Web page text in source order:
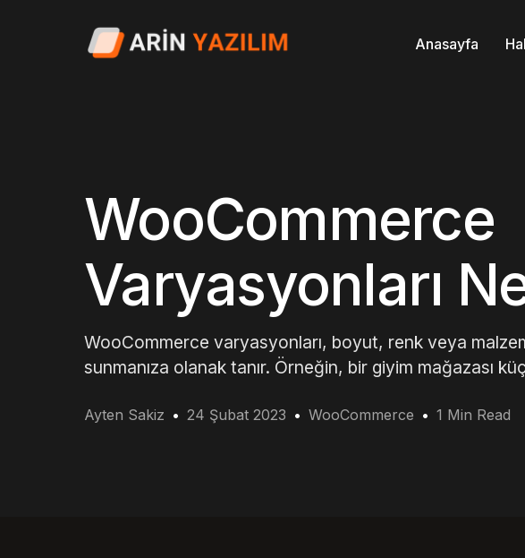
Anasayfa
WooCommerce
Varyasyonları
WooCommerce varyasyonları, boyut, renk veya
sunmanıza olanak tanır. Örneğin, bir giyim mağazası
Ayten Sakiz 24 Şubat 2023 WooCommerce 1 Min Read